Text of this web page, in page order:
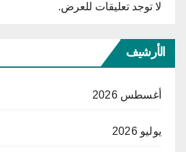
لا توجد تعليقات للعرض.
الأرشيف
أغسطس 2026
يوليو 2026